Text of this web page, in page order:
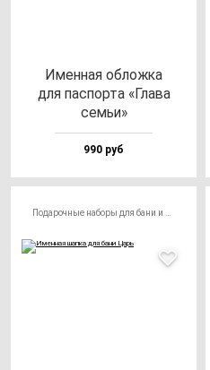
Имен­ная об­лож­ка
для пас­пор­та «Гла­ва
cемьи»
990 руб